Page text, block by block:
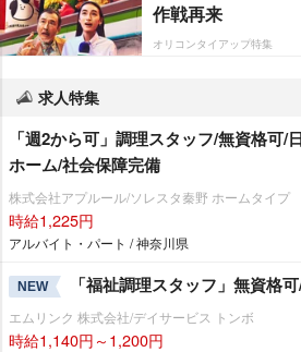
作戦再来
オリコンタイアップ特集
求人特集
「週2から可」調理スタッフ/無資格可/
ホーム/社会保障完備
株式会社アプルール/ソレスタ秦野 ホームタイプ
時給1,225円
アルバイト・パート / 神奈川県
NEW 「福祉調理スタッフ」無資格
エムリンク 株式会社/デイサービス トンボ
時給1,140円～1,200円